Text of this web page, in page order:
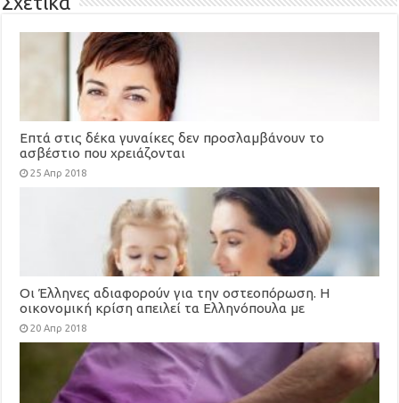
Επτά στις δέκα γυναίκες δεν προσλαμβάνουν το
ασβέστιο που χρειάζονται
25 Απρ 2018
Οι Έλληνες αδιαφορούν για την οστεοπόρωση. Η
οικονομική κρίση απειλεί τα Ελληνόπουλα με
οστεοπόρωση
20 Απρ 2018